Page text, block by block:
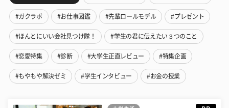
#ガクラボ #お仕事図鑑 #先輩ロールモデル #プレゼント
#ほんとにいい会社見つけ隊！ #学生の君に伝えたい３つのこと
#恋愛特集 #診断 #大学生正直レビュー #特集企画
#もやもや解決ゼミ #学生インタビュー #お金の授業